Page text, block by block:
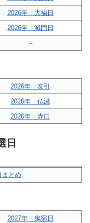
2026年｜大禍日
2026年｜滅門日
–
2026年｜友引
2026年｜仏滅
2026年｜赤口
日
まとめ
2027年｜鬼宿日